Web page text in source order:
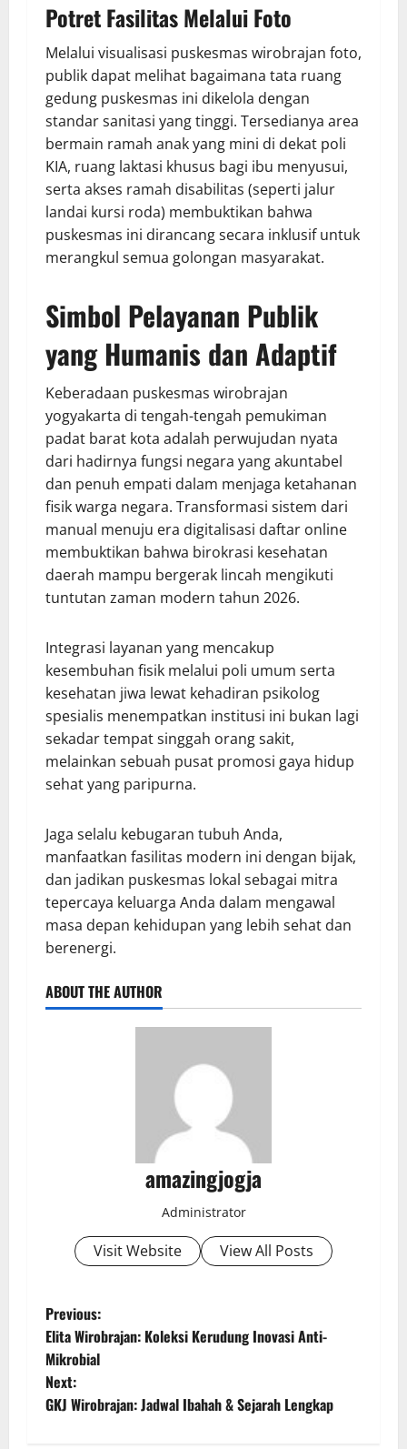
Potret Fasilitas Melalui Foto
Melalui visualisasi puskesmas wirobrajan foto,
publik dapat melihat bagaimana tata ruang
gedung puskesmas ini dikelola dengan
standar sanitasi yang tinggi. Tersedianya area
bermain ramah anak yang mini di dekat poli
KIA, ruang laktasi khusus bagi ibu menyusui,
serta akses ramah disabilitas (seperti jalur
landai kursi roda) membuktikan bahwa
puskesmas ini dirancang secara inklusif untuk
merangkul semua golongan masyarakat.
Simbol Pelayanan Publik
yang Humanis dan Adaptif
Keberadaan puskesmas wirobrajan
yogyakarta di tengah-tengah pemukiman
padat barat kota adalah perwujudan nyata
dari hadirnya fungsi negara yang akuntabel
dan penuh empati dalam menjaga ketahanan
fisik warga negara. Transformasi sistem dari
manual menuju era digitalisasi daftar online
membuktikan bahwa birokrasi kesehatan
daerah mampu bergerak lincah mengikuti
tuntutan zaman modern tahun 2026.
Integrasi layanan yang mencakup
kesembuhan fisik melalui poli umum serta
kesehatan jiwa lewat kehadiran psikolog
spesialis menempatkan institusi ini bukan lagi
sekadar tempat singgah orang sakit,
melainkan sebuah pusat promosi gaya hidup
sehat yang paripurna.
Jaga selalu kebugaran tubuh Anda,
manfaatkan fasilitas modern ini dengan bijak,
dan jadikan puskesmas lokal sebagai mitra
tepercaya keluarga Anda dalam mengawal
masa depan kehidupan yang lebih sehat dan
berenergi.
ABOUT THE AUTHOR
amazingjogja
Administrator
Visit Website View All Posts
P
o
s
Previous:
Elita Wirobrajan: Koleksi Kerudung Inovasi Anti-
Mikrobial
Next:
GKJ Wirobrajan: Jadwal Ibahah & Sejarah Lengkap